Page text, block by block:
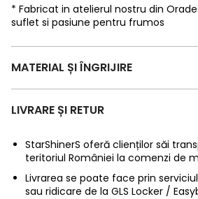
* Fabricat in atelierul nostru din
suflet si pasiune pentru frumos
MATERIAL ȘI ÎNGRIJIRE
LIVRARE ȘI RETUR
StarShinerS oferă clienților săi
teritoriul României la comenzi de
Livrarea se poate face prin
sau ridicare de la GLS Locker /